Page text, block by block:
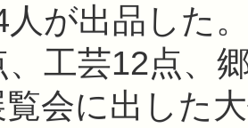
が出品した
、工芸12点、
会に出した